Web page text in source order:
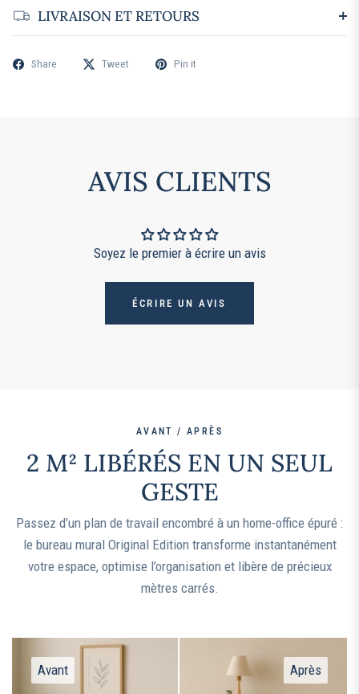
LIVRAISON ET RETOURS
Share Tweet Pin it
AVIS CLIENTS
Soyez le premier à écrire un avis
ÉCRIRE UN AVIS
AVANT / APRÈS
2 M² LIBÉRÉS EN UN SEUL
GESTE
Passez d’un plan de travail encombré à un home-office épuré :
le bureau mural Original Edition transforme instantanément
votre espace, optimise l’organisation et libère de précieux
mètres carrés.